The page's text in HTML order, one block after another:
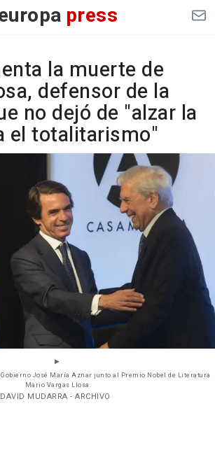
press
la muerte de
defensor de la
no dejó de "alzar la
el totalitarismo"
José María Aznar junto al Premio Nobel de Literatura
Mario Vargas Llosa.
MUDARRA - ARCHIVO